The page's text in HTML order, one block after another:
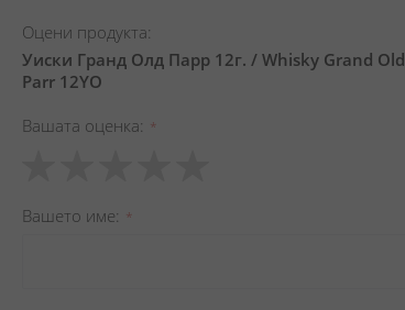
Оцени продукта:
Уиски Гранд Олд Парр 12г. / Whisky Grand Old
Parr 12YO
Вашата оценка
star
stars
stars
stars
stars
Вашето име